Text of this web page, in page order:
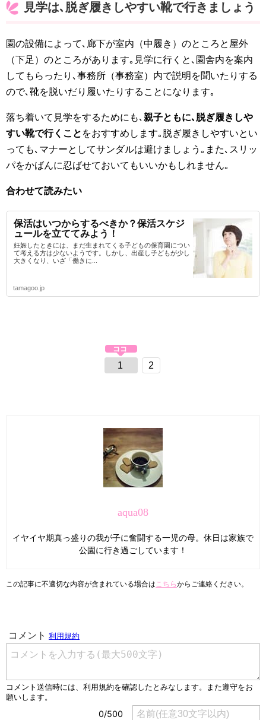
見学は､脱ぎ履きしやすい靴で行きましょう
園の設備によって､廊下が室内（中履き）のところと屋外
（下足）のところがあります｡見学に行くと､園舎内を案内
してもらったり､事務所（事務室）内で説明を聞いたりする
ので､靴を脱いだり履いたりすることになります｡
落ち着いて見学をするためにも､親子ともに､脱ぎ履きしや
すい靴で行くこと をおすすめします｡脱ぎ履きしやすいとい
っても､マナーとしてサンダルは避けましょう｡また､スリッ
パをかばんに忍ばせておいてもいいかもしれません｡
合わせて読みたい
保活はいつからするべきか？保活スケジ
ュールを立ててみよう！
妊娠したときには、まだ生まれてくる子どもの保育園につい
て考える方は少ないようです。しかし、出産し子どもが少し
大きくなり、いざ「働きに...
tamagoo.jp
1 2
aqua08
イヤイヤ期真っ盛りの我が子に奮闘する一児の母。休日は家族で
公園に行き過ごしています！
この記事に不適切な内容が含まれている場合はこちらからご連絡ください。